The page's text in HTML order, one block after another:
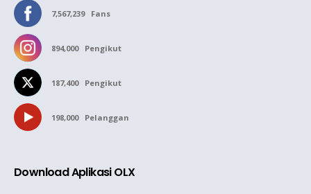
7,567,239 Fans
894,000 Pengikut
187,400 Pengikut
198,000 Pelanggan
Download Aplikasi OLX